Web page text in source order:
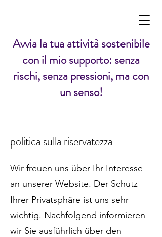
Avvia la tua attività sostenibile
con il mio supporto: senza
rischi, senza pressioni, ma con
un senso!
politica sulla riservatezza
Wir freuen uns über Ihr Interesse
an unserer Website. Der Schutz
Ihrer Privatsphäre ist uns sehr
wichtig. Nachfolgend informieren
wir Sie ausführlich über den